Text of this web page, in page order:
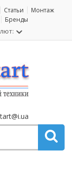
Статьи
Монтаж
Бренды